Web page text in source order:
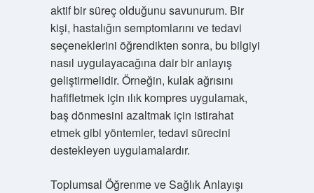
aktif bir süreç olduğunu savunurum. Bir
kişi, hastalığın semptomlarını ve tedavi
seçeneklerini öğrendikten sonra, bu bilgiyi
nasıl uygulayacağına dair bir anlayış
geliştirmelidir. Örneğin, kulak ağrısını
hafifletmek için ılık kompres uygulamak,
baş dönmesini azaltmak için istirahat
etmek gibi yöntemler, tedavi sürecini
destekleyen uygulamalardır.
Toplumsal Öğrenme ve Sağlık Anlayışı